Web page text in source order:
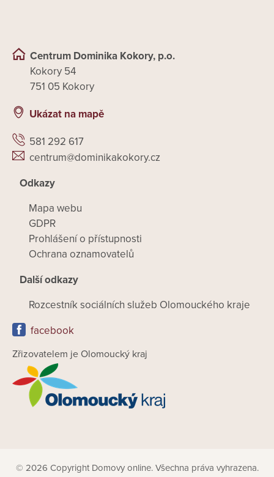
Centrum Dominika Kokory, p.o.
Kokory 54
751 05 Kokory
Ukázat na mapě
581 292 617
centrum@dominikakokory.cz
Odkazy
Mapa webu
GDPR
Prohlášení o přístupnosti
Ochrana oznamovatelů
Další odkazy
Rozcestník sociálních služeb Olomouckého kraje
facebook
Zřizovatelem je Olomoucký kraj
© 2026 Copyright Domovy online. Všechna práva vyhrazena.